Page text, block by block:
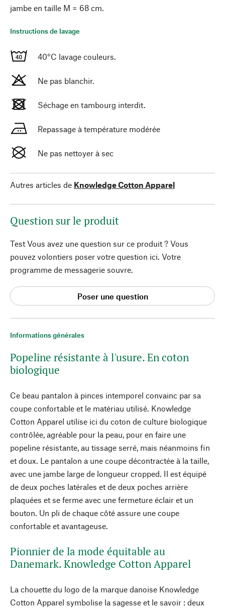
Informations générales
Popeline résistante à l'usure. En coton
biologique
Ce beau pantalon à pinces intemporel convainc par sa
coupe confortable et le matériau utilisé. Knowledge
Cotton Apparel utilise ici du coton de culture biologique
contrôlée, agréable pour la peau, pour en faire une
popeline résistante, au tissage serré, mais néanmoins fin
et doux. Le pantalon a une coupe décontractée à la taille,
avec une jambe large de longueur cropped. Il est équipé
de deux poches latérales et de deux poches arrière
plaquées et se ferme avec une fermeture éclair et un
bouton. Un pli de chaque côté assure une coupe
confortable et avantageuse.
Pionnier de la mode équitable au
Danemark. Knowledge Cotton Apparel
La chouette du logo de la marque danoise Knowledge
Cotton Apparel symbolise la sagesse et le savoir : deux
jambe en taille M = 68 cm.
Instructions de lavage
40°C lavage couleurs.
Ne pas blanchir.
Séchage en tambourg interdit.
Repassage à température modérée
Ne pas nettoyer à sec
Autres articles de Knowledge Cotton Apparel
Question sur le produit
Test Vous avez une question sur ce produit ? Vous
pouvez volontiers poser votre question ici. Votre
programme de messagerie souvre.
Poser une question